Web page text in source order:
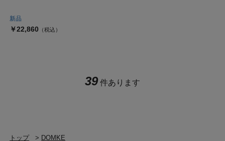
新品
￥22,860 （税込）
39 件あります
トップ > DOMKE